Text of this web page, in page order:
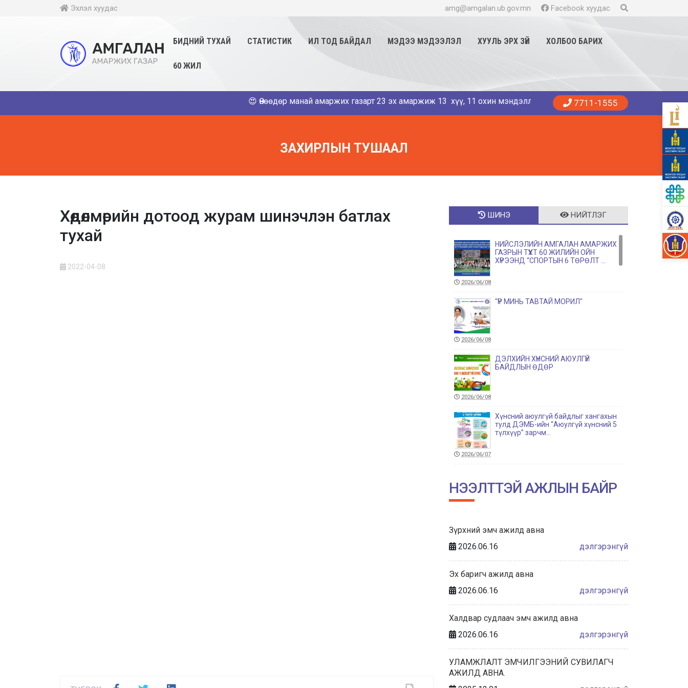
Эхлэл хуудас amg@amgalan.ub.gov.mn Facebook хуудас
БИДНИЙ ТУХАЙ СТАТИСТИК ИЛ ТОД БАЙДАЛ МЭДЭЭ МЭДЭЭЛЭЛ ХУУЛЬ ЭРХ ЗҮЙ ХОЛБОО БАРИХ
60 ЖИЛ
😍 Өнөөдөр манай амаржих газарт 23 эх амаржиж 13 хүү, 11 охин мэндэллээ. Танд эрүүл энхийг хүсье. 😍👨‍⚕️👩‍⚕️🏥
7711-1555
ЗАХИРЛЫН ТУШААЛ
Хөдөлмөрийн дотоод журам шинэчлэн батлах
тухай
2022-04-08
ШИНЭ НИЙТЛЭГ
НИЙСЛЭЛИЙН АМГАЛАН АМАРЖИХ
ГАЗРЫН ТҮҮХТ 60 ЖИЛИЙН ОЙН
ХҮРЭЭНД “СПОРТЫН 6 ТӨРӨЛТ ...
2026/06/08
"ҮР МИНЬ ТАВТАЙ МОРИЛ"
2026/06/08
ДЭЛХИЙН ХҮНСНИЙ АЮУЛГҮЙ
БАЙДЛЫН ӨДӨР
2026/06/08
Хүнсний аюулгүй байдлыг хангахын
тулд ДЭМБ-ийн “Аюулгүй хүнсний 5
түлхүүр” зарчм...
2026/06/07
ГАЗРЫН ТҮҮХТ 60 ЖИЛИЙН ОЙН
ХҮРЭЭНД ЗОХИОН БАЙГУУЛАГДА...
Халдвар сэргийлэлт хяналтын
2026/05/28
“ЭХИЙН СҮҮНИЙ НӨӨЦИЙН БАНКНЫ ҮЙЛ
АЖИЛЛАГААНЫ ЖУРАМ”-Д САНАЛ
АВАХ ХЭЛЭЛЦҮҮЛЭГТ ОР...
НЭЭЛТТЭЙ АЖЛЫН БАЙР
Зүрхний эмч ажилд авна
2026.06.16
дэлгэрэнгүй
Эх баригч ажилд авна
2026.06.16
дэлгэрэнгүй
Халдвар судлаач эмч ажилд авна
2026.06.16
дэлгэрэнгүй
УЛАМЖЛАЛТ ЭМЧИЛГЭЭНИЙ СУВИЛАГЧ
АЖИЛД АВНА.